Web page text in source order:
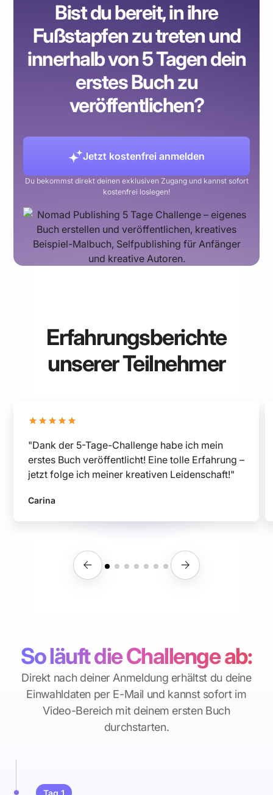
Bist du bereit, in ihre
Fußstapfen zu treten und
innerhalb von 5 Tagen dein
erstes Buch zu
veröffentlichen?
Jetzt kostenfrei anmelden
Du bekommst direkt deinen exklusiven Zugang und kannst sofort
kostenfrei loslegen!
Erfahrungsberichte
unserer Teilnehmer
"Dank der 5-Tage-Challenge habe ich mein
erstes Buch veröffentlicht! Eine tolle Erfahrung –
jetzt folge ich meiner kreativen Leidenschaft!"
Carina
So läuft die Challenge ab:
Direkt nach deiner Anmeldung erhältst du deine
Einwahldaten per E-Mail und kannst sofort im
Video-Bereich mit deinem ersten Buch
durchstarten.
Tag 1